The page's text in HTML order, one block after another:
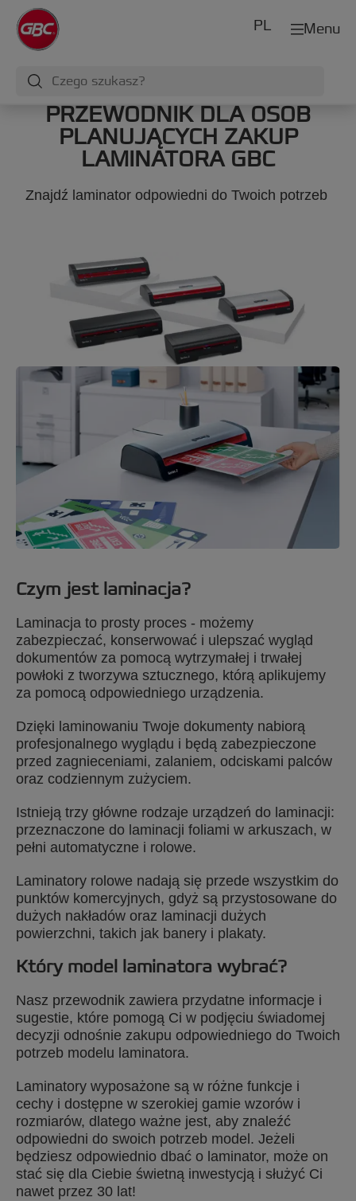
Menu
PL
PRZEWODNIK DLA OSÓB
PLANUJĄCYCH ZAKUP
LAMINATORA GBC
Znajdź laminator odpowiedni do Twoich potrzeb
Czym jest laminacja?
Laminacja to prosty proces - możemy
zabezpieczać, konserwować i ulepszać wygląd
dokumentów za pomocą wytrzymałej i trwałej
powłoki z tworzywa sztucznego, którą aplikujemy
za pomocą odpowiedniego urządzenia.
Dzięki laminowaniu Twoje dokumenty nabiorą
profesjonalnego wyglądu i będą zabezpieczone
przed zagnieceniami, zalaniem, odciskami palców
oraz codziennym zużyciem.
Istnieją trzy główne rodzaje urządzeń do laminacji:
przeznaczone do laminacji foliami w arkuszach, w
pełni automatyczne i rolowe.
Laminatory rolowe nadają się przede wszystkim do
punktów komercyjnych, gdyż są przystosowane do
dużych nakładów oraz laminacji dużych
powierzchni, takich jak banery i plakaty.
Który model laminatora wybrać?
Nasz przewodnik zawiera przydatne informacje i
sugestie, które pomogą Ci w podjęciu świadomej
decyzji odnośnie zakupu odpowiedniego do Twoich
potrzeb modelu laminatora.
Laminatory wyposażone są w różne funkcje i
cechy i dostępne w szerokiej gamie wzorów i
rozmiarów, dlatego ważne jest, aby znaleźć
odpowiedni do swoich potrzeb model. Jeżeli
będziesz odpowiednio dbać o laminator, może on
stać się dla Ciebie świetną inwestycją i służyć Ci
nawet przez 30 lat!